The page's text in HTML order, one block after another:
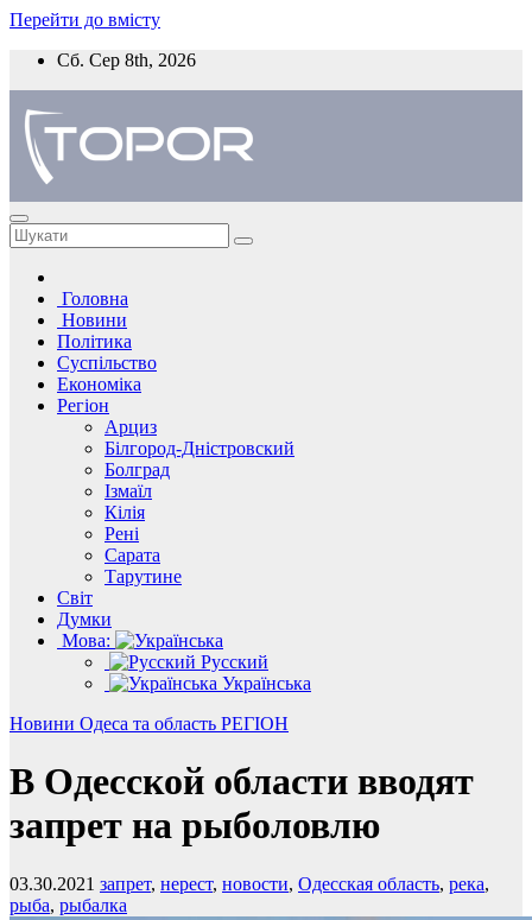
Перейти до вмісту
Сб. Сер 8th, 2026
Головна
Новини
Політика
Суспільство
Економіка
Регіон
Арциз
Білгород-Дністровский
Болград
Ізмаїл
Кілія
Рені
Сарата
Тарутине
Світ
Думки
Мова:
Русский
Українська
Новини Одеса та область РЕГІОН
В Одесской области вводят
запрет на рыболовлю
03.30.2021 запрет, нерест, новости, Одесская область, река,
рыба, рыбалка